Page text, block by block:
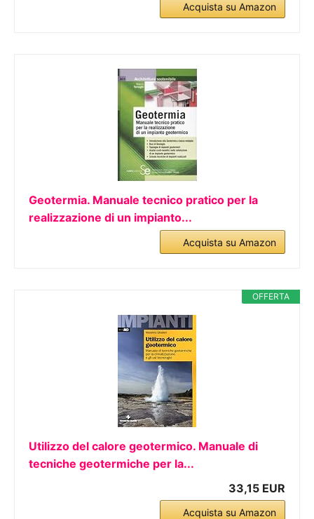
Acquista su Amazon
Geotermia. Manuale tecnico pratico per la
realizzazione di un impianto...
Acquista su Amazon
OFFERTA
Utilizzo del calore geotermico. Manuale di
tecniche geotermiche per la...
33,15 EUR
Acquista su Amazon